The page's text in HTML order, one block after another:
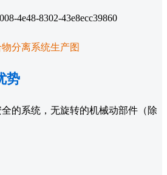
分离系统生产图
势
的系统，无旋转的机械动部件（除